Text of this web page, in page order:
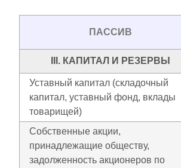
ПАССИВ
III. КАПИТАЛ И РЕЗЕРВЫ
Уставный капитал (складочный
капитал, уставный фонд, вклады
товарищей)
Собственные акции,
принадлежащие обществу,
задолженность акционеров по